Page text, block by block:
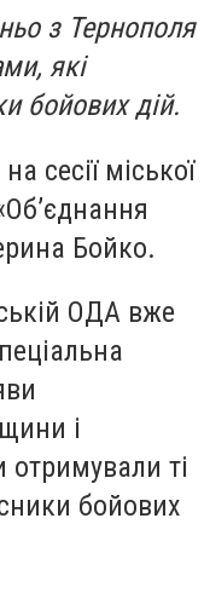
з Тернополя
які
бойових дій.
сесії міської
Бойко.
ОДА вже
і
ті
бойових